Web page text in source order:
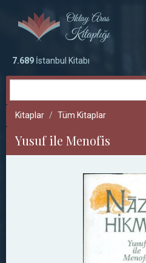
7.689 İstanbul Kitabı
Kitaplar Tüm Kitaplar
Yusuf ile Menofis